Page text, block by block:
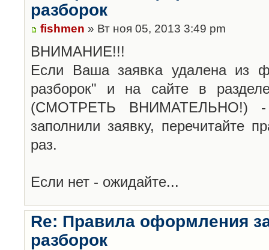
разборок
fishmen » Вт ноя 05, 2013 3:49 pm
ВНИМАНИЕ!!!
Если Ваша заявка удалена из
разборок" и на сайте в
(СМОТРЕТЬ ВНИМАТЕЛЬНО!)
заполнили заявку, перечитайте
раз.
Если нет - ожидайте...
Re: Правила оформления
разборок